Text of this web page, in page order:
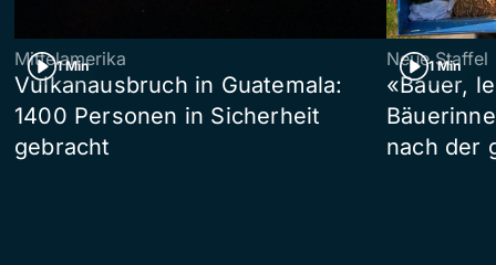
1 Min
Mittelamerika
Vulkanausbruch in Guatemala:
1400 Personen in Sicherheit
gebracht
1 Min
Neue Staffel
«Bauer,
nach der